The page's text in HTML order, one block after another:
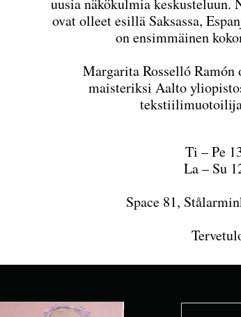
uusia näkökulmia keskusteluun.
ovat olleet esillä Saksassa,
on ensimmäinen
Margarita Rosselló
maisteriksi Aalto
Ti – Pe
La – Su
Space 81,